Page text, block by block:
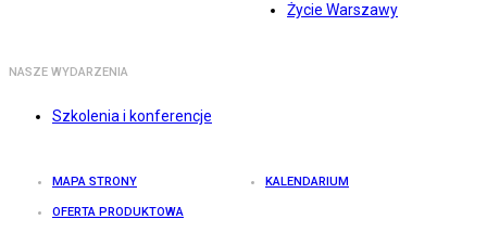
Życie Warszawy
NASZE WYDARZENIA
Szkolenia i konferencje
MAPA STRONY KALENDARIUM
OFERTA PRODUKTOWA